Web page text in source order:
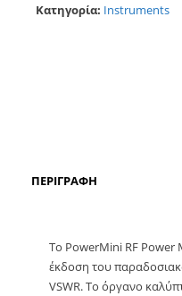
Κατηγορία: Instruments
ΠΕΡΙΓΡΑΦΉ
Το PowerMini RF Power
έκδοση του
VSWR. Το όργανο